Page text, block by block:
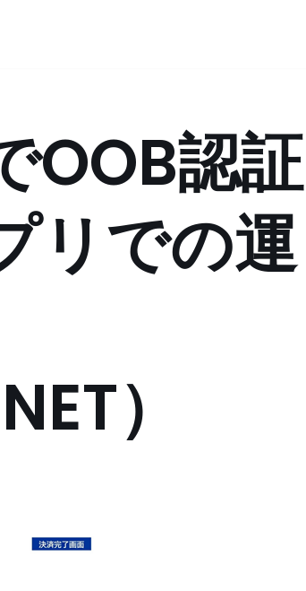
OOB認証
リでの運
）